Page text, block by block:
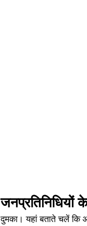
जनप्रतिनिधियों
दुमका। यहां बताते चलें कि